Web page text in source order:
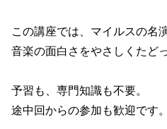
この講座では、マイルスの名
音楽の面白さをやさしくたど
予習も、専門知識も不要。
途中回からの参加も歓迎です。